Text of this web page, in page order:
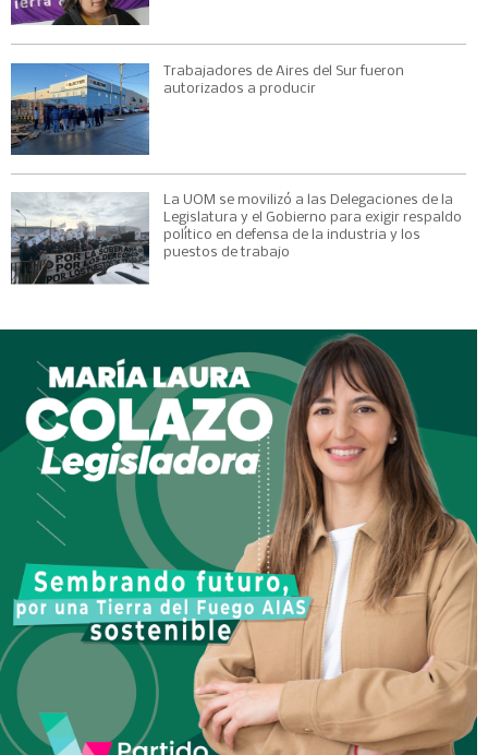
Trabajadores de Aires del Sur fueron
autorizados a producir
La UOM se movilizó a las Delegaciones de la
Legislatura y el Gobierno para exigir respaldo
político en defensa de la industria y los
puestos de trabajo